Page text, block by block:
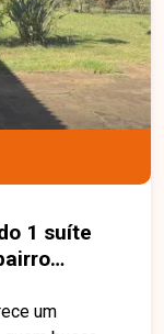
1 suíte
MG
um